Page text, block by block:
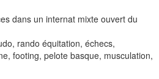
dans un internat mixte ouvert du
rando équitation, échecs,
footing, pelote basque, musculation,